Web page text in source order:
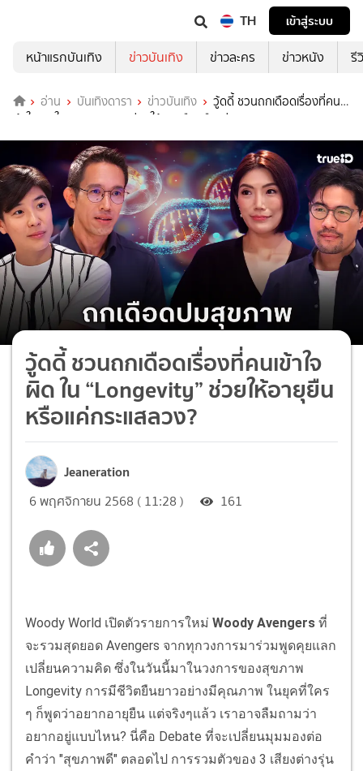
TH
เข้าสู่ระบบ
หน้าแรกบันเทิง
ข่าวบันเทิง ข่าวละคร ข่าวหนัง รี
อ่าน บันเทิงดารา ข่าวบันเทิง
วู้ดดี้ ชวนถกเดือดเรื่องที่คน
เข้าใจผิด ใน “Longevity” ช่วยให้อายุยืนหรือแค่กระแสลวง?
วู้ดดี้ ชวนถกเดือดเรื่องที่คนเข้าใจ
ผิด ใน “Longevity” ช่วยให้อายุยืน
หรือแค่กระแสลวง?
Jeaneration
6 พฤศจิกายน 2568 ( 11:28 ) 161
Woody World เปิดตัวรายการใหม่ Woody Avengers ที่
จะรวมสุดยอด Avengers จากทุกวงการมาร่วมพูดคุยแลก
เปลี่ยนความคิด ซึ่งในวันนี้มาในวงการของสุขภาพ
Longevity การมีชีวิตยืนยาวอย่างมีคุณภาพ ในยุคที่ใคร
ๆ ก็พูดว่าอยากอายุยืน แต่จริงๆแล้ว เราอาจลืมถามว่า
อยากอยู่แบบไหน? นี่คือ Debate ที่จะเปลี่ยนมุมมองต่อ
คำว่า "สุขภาพดี" ตลอดไป การรวมตัวของ 3 เสียงต่างรุ่น